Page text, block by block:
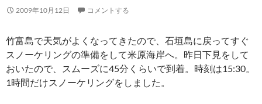
2009年10月12日 コメントする
竹富島で天気がよくなってきたので、石垣島に戻ってすぐ
スノーケリングの準備をして米原海岸へ。昨日下見をして
おいたので、スムーズに45分くらいで到着。時刻は15:30。
1時間だけスノーケリングをしました。